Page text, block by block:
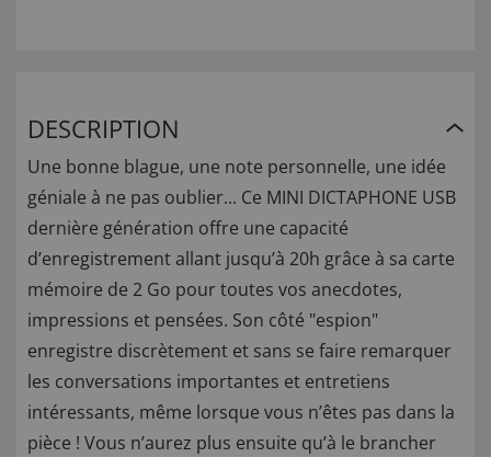
DESCRIPTION
Une bonne blague, une note personnelle, une idée
géniale à ne pas oublier... Ce MINI DICTAPHONE USB
dernière génération offre une capacité
d’enregistrement allant jusqu’à 20h grâce à sa carte
mémoire de 2 Go pour toutes vos anecdotes,
impressions et pensées. Son côté "espion"
enregistre discrètement et sans se faire remarquer
les conversations importantes et entretiens
intéressants, même lorsque vous n’êtes pas dans la
pièce ! Vous n’aurez plus ensuite qu’à le brancher